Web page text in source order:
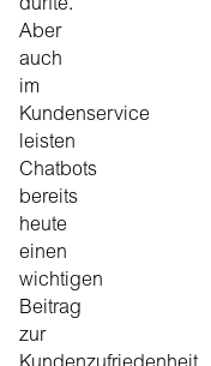
durfte.
Aber
auch
im
Kundenservice
leisten
Chatbots
bereits
heute
einen
wichtigen
Beitrag
zur